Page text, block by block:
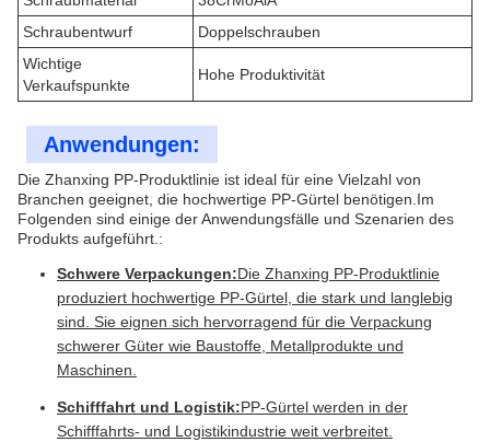
Schraubentwurf
Doppelschrauben
Wichtige
Verkaufspunkte
Hohe Produktivität
Anwendungen:
Die Zhanxing PP-Produktlinie ist ideal für eine Vielzahl von
Branchen geeignet, die hochwertige PP-Gürtel benötigen.Im
Folgenden sind einige der Anwendungsfälle und Szenarien des
Produkts aufgeführt.:
Schwere Verpackungen:Die Zhanxing PP-Produktlinie
produziert hochwertige PP-Gürtel, die stark und langlebig
sind. Sie eignen sich hervorragend für die Verpackung
schwerer Güter wie Baustoffe, Metallprodukte und
Maschinen.
Schifffahrt und Logistik:PP-Gürtel werden in der
Schifffahrts- und Logistikindustrie weit verbreitet.